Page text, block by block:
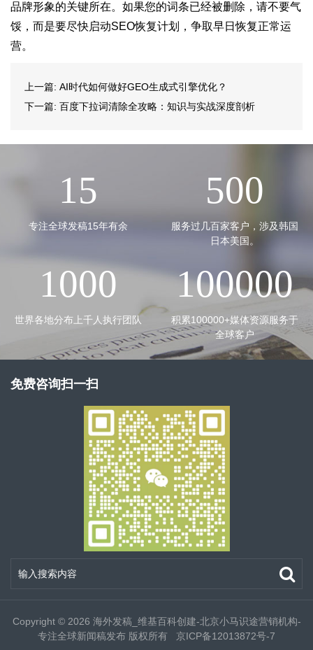
品牌形象的关键所在。如果您的词条已经被删除，请不要气
馁，而是要尽快启动SEO恢复计划，争取早日恢复正常运
营。
上一篇: AI时代如何做好GEO生成式引擎优化？
下一篇: 百度下拉词清除全攻略：知识与实战深度剖析
15
专注全球发稿15年有余
500
服务过几百家客户，涉及韩国
日本美国。
1000
世界各地分布上千人执行团队
100000
积累100000+媒体资源服务于
全球客户
免费咨询扫一扫
Copyright © 2026 海外发稿_维基百科创建-北京小马识途营销机构-
专注全球新闻稿发布 版权所有 京ICP备12013872号-7